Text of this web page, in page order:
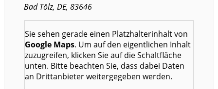
Bad Tölz, DE, 83646
Sie sehen gerade einen Platzhalterinhalt von
Google Maps. Um auf den eigentlichen Inhalt
zuzugreifen, klicken Sie auf die Schaltfläche
unten. Bitte beachten Sie, dass dabei Daten
an Drittanbieter weitergegeben werden.